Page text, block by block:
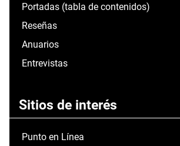
Portadas (tabla de contenidos)
Reseñas
Anuarios
Entrevistas
Sitios de interés
Punto en Línea